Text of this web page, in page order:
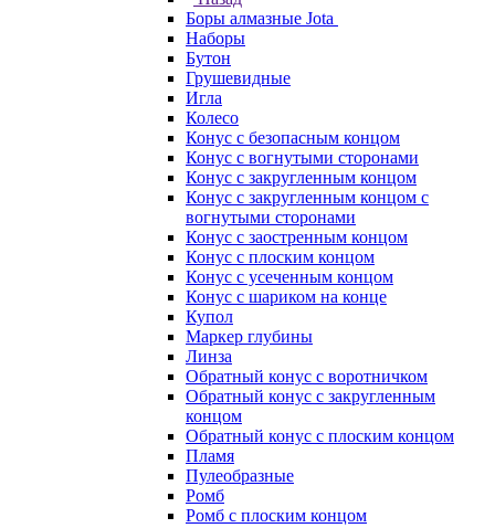
Боры алмазные Jota
Наборы
Бутон
Грушевидные
Игла
Колесо
Конус с безопасным концом
Конус с вогнутыми сторонами
Конус с закругленным концом
Конус с закругленным концом с
вогнутыми сторонами
Конус с заостренным концом
Конус с плоским концом
Конус с усеченным концом
Конус с шариком на конце
Купол
Маркер глубины
Линза
Обратный конус с воротничком
Обратный конус с закругленным
концом
Обратный конус с плоским концом
Пламя
Пулеобразные
Ромб
Ромб с плоским концом